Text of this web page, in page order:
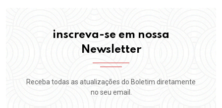
inscreva-se em nossa
Newsletter
Receba todas as atualizações do Boletim diretamente
no seu email.